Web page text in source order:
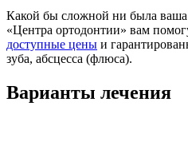
Какой бы сложной ни была
«Центра ортодонтии» вам
доступные цены и
зуба, абсцесса (флюса).
Варианты лечения